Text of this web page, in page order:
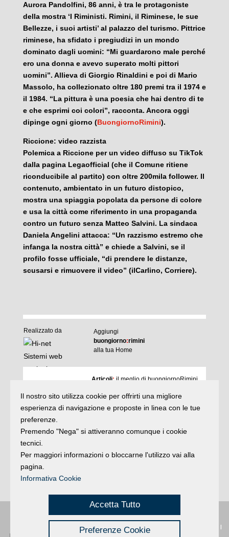
Aurora Pandolfini, 86 anni, è tra le protagoniste
della mostra ‘I Riministi. Rimini, il Riminese, le sue
Bellezze, i suoi artisti’ al palazzo del turismo. Pittrice
riminese, ha sfidato i pregiudizi in un mondo
dominato dagli uomini: “Mi guardarono male perché
ero una donna e avevo superato molti pittori
uomini”. Allieva di Giorgio Rinaldini e poi di Mario
Massolo, ha collezionato oltre 180 premi tra il 1974 e
il 1984. “La pittura è una poesia che hai dentro di te
e che esprimi coi colori”, racconta. Ancora oggi
dipinge ogni giorno (BuongiornoRimini).
Riccione: video razzista
Polemica a Riccione per un video diffuso su TikTok
dalla pagina Legaofficial (che il Comune ritiene
riconducibile al partito) con oltre 200mila follower. Il
contenuto, ambientato in un futuro distopico,
mostra una spiaggia popolata da persone di colore
e usa la città come riferimento in una propaganda
contro un futuro senza Matteo Salvini. La sindaca
Daniela Angelini attacca: “Un razzismo estremo che
infanga la nostra città” e chiede a Salvini, se il
profilo fosse ufficiale, “di prendere le distanze,
scusarsi e rimuovere il video” (ilCarlino, Corriere).
Realizzato da
Aggiungi
buongiorno:rimini
alla tua Home
Articoli
e rubriche I Articoli: il meglio di buongiornoRimini
Agenda
gli appuntamenti del giorno
Argomenti:la storia delle notizie
quasi un rotocalco
Iscrivitialla newsletter
é una testata registrata presso il Tribunale di
Rimini
|
Il nostro sito utilizza cookie per offrirti una migliore
esperienza di navigazione e proposte in linea con le tue
preferenze.
Premendo "Nega" si attiveranno comunque i cookie
tecnici.
Per maggiori informazioni o bloccarne l'utilizzo vai alla
pagina.
Informativa Cookie
Accetta Tutto
Preferenze Cookie